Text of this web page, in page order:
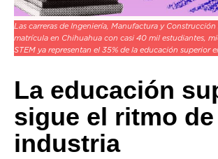
Las carreras de Ingeniería, Manufactura y
matrícula en Chihuahua con casi 40 mil estudiantes,
STEM ya representan el 35% de la educación superior
La educación
sigue el ritmo
industria